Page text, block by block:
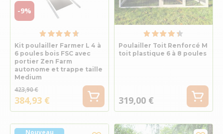
-9%
Kit poulailler Farmer L 4 à
6 poules bois FSC avec
portier Zen Farm
autonome et trappe taille
Medium
423,90 €
384,93 €
Poulailler Toit Renforcé M
toit plastique 6 à 8 poules
319,00 €
Nouveau